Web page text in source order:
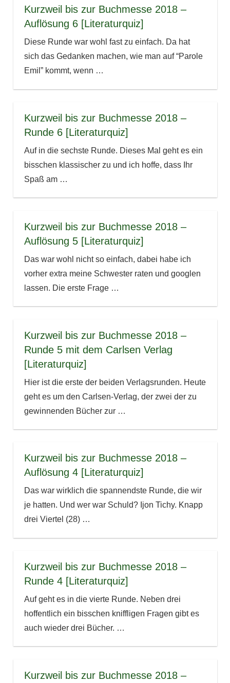
Kurzweil bis zur Buchmesse 2018 –
Auflösung 6 [Literaturquiz]
Diese Runde war wohl fast zu einfach. Da hat
sich das Gedanken machen, wie man auf “Parole
Emil” kommt, wenn …
Kurzweil bis zur Buchmesse 2018 –
Runde 6 [Literaturquiz]
Auf in die sechste Runde. Dieses Mal geht es ein
bisschen klassischer zu und ich hoffe, dass Ihr
Spaß am …
Kurzweil bis zur Buchmesse 2018 –
Auflösung 5 [Literaturquiz]
Das war wohl nicht so einfach, dabei habe ich
vorher extra meine Schwester raten und googlen
lassen. Die erste Frage …
Kurzweil bis zur Buchmesse 2018 –
Runde 5 mit dem Carlsen Verlag
[Literaturquiz]
Hier ist die erste der beiden Verlagsrunden. Heute
geht es um den Carlsen-Verlag, der zwei der zu
gewinnenden Bücher zur …
Kurzweil bis zur Buchmesse 2018 –
Auflösung 4 [Literaturquiz]
Das war wirklich die spannendste Runde, die wir
je hatten. Und wer war Schuld? Ijon Tichy. Knapp
drei Viertel (28) …
Kurzweil bis zur Buchmesse 2018 –
Runde 4 [Literaturquiz]
Auf geht es in die vierte Runde. Neben drei
hoffentlich ein bisschen kniffligen Fragen gibt es
auch wieder drei Bücher. …
Kurzweil bis zur Buchmesse 2018 –